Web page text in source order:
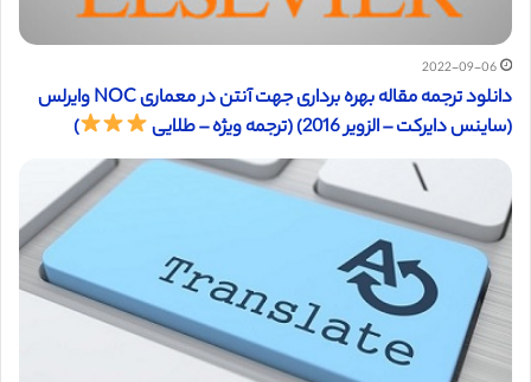
2022-09-06
دانلود ترجمه مقاله بهره برداری جهت آنتن در معماری NOC وایرلس
(ساینس دایرکت – الزویر 2016) (ترجمه ویژه – طلایی
)